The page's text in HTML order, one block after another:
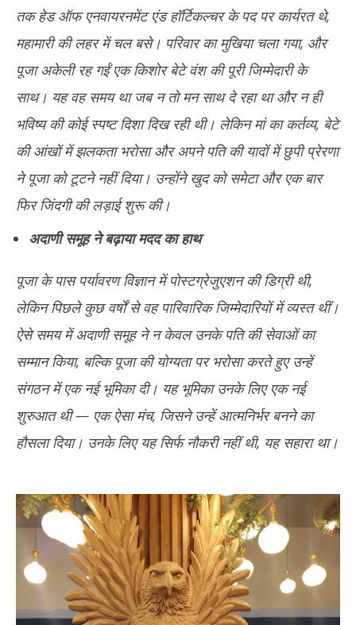
NOW VIEWING
मां की हिम्मत, बेटे की उड़ान : वंश ने नासा में रचा इतिहास
6,
2025
6,
तक हेड ऑफ एनवायरनमेंट एंड हॉर्टिकल्चर के पद पर कार्यरत थे,
महामारी की लहर में चल बसे। परिवार का मुखिया चला गया, और
पूजा अकेली रह गईं एक किशोर बेटे वंश की पूरी जिम्मेदारी के
साथ। यह वह समय था जब न तो मन साथ दे रहा था और न ही
भविष्य की कोई स्पष्ट दिशा दिख रही थी। लेकिन मां का कर्तव्य, बेटे
की आंखों में झलकता भरोसा और अपने पति की यादों में छुपी प्रेरणा
ने पूजा को टूटने नहीं दिया। उन्होंने खुद को समेटा और एक बार
फिर जिंदगी की लड़ाई शुरू की।
अदाणी समूह ने बढ़ाया मदद का हाथ
पूजा के पास पर्यावरण विज्ञान में पोस्टग्रेजुएशन की डिग्री थी,
लेकिन पिछले कुछ वर्षों से वह पारिवारिक जिम्मेदारियों में व्यस्त थीं।
ऐसे समय में अदाणी समूह ने न केवल उनके पति की सेवाओं का
सम्मान किया, बल्कि पूजा की योग्यता पर भरोसा करते हुए उन्हें
संगठन में एक नई भूमिका दी। यह भूमिका उनके लिए एक नई
शुरुआत थी — एक ऐसा मंच, जिसने उन्हें आत्मनिर्भर बनने का
हौसला दिया। उनके लिए यह सिर्फ नौकरी नहीं थी, यह सहारा था।